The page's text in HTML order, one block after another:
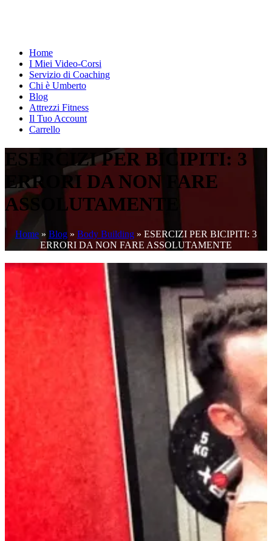
Home
I Miei Video-Corsi
Servizio di Coaching
Chi è Umberto
Blog
Attrezzi Fitness
Il Tuo Account
Carrello
ESERCIZI PER BICIPITI: 3
ERRORI DA NON FARE
ASSOLUTAMENTE
Home » Blog » Body Building » ESERCIZI PER BICIPITI: 3
ERRORI DA NON FARE ASSOLUTAMENTE